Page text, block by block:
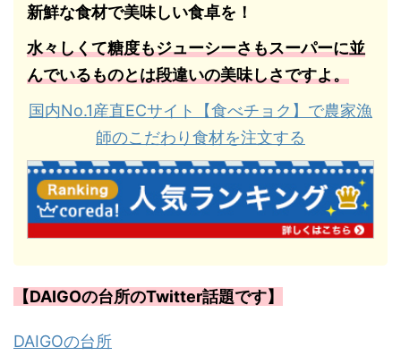
新鮮な食材で美味しい食卓を！
水々しくて糖度もジューシーさもスーパーに並
んでいるものとは段違いの美味しさですよ。
国内No.1産直ECサイト【食べチョク】で農家漁
師のこだわり食材を注文する
【DAIGOの台所のTwitter話題です】
DAIGOの台所